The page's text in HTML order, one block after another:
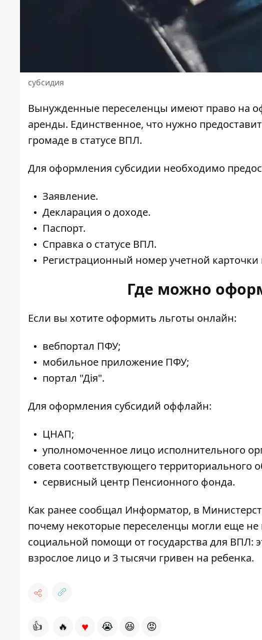
субсидия
Вынужденные переселенцы имеют право на
аренды. Единственное, что нужно
громаде в статусе ВПЛ.
Для оформления субсидии необходимо
Заявление.
Декларация о доходе.
Паспорт.
Справка о статусе ВПЛ.
Регистрационный номер учетной
Где можно
Если вы хотите оформить льготы онлайн:
вебпортал ПФУ;
мобильное приложение ПФУ;
портал "Дія".
Для оформления субсидий оффлайн:
ЦНАП;
уполномоченное лицо исполнительного
совета соответствующего территориального
сервисный центр Пенсионного фонда.
Как ранее сообщал Информатор, в
почему некоторые переселенцы могли еще не
социальной помощи от государства для ВПЛ:
взрослое лицо и 3 тысячи гривен на ребенка.
👍 🔥 ♥ 😭 😆 😡